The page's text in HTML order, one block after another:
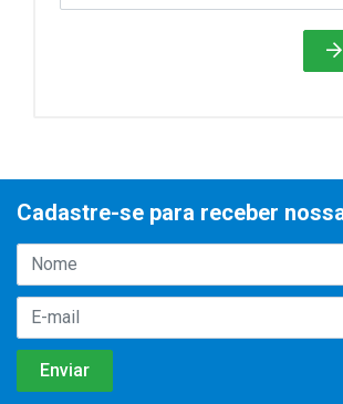
Cadastre-se para receber